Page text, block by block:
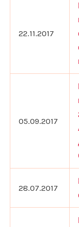
22.11.2017
05.09.2017
28.07.2017